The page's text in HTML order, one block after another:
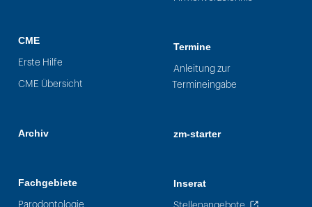
CME
Erste Hilfe
CME Übersicht
Archiv
Fachgebiete
Parodontologie
Termine
Anleitung zur
Termineingabe
zm-starter
Inserat
Stellenangebote